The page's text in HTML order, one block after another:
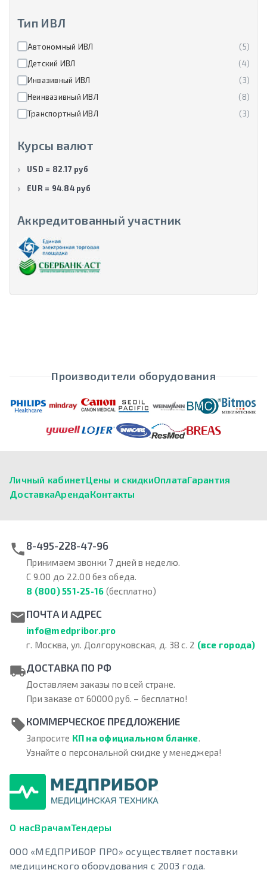
Тип ИВЛ
Автономный ИВЛ
(5)
Детский ИВЛ
(4)
Инвазивный ИВЛ
(3)
Неинвазивный ИВЛ
(8)
Транспортный ИВЛ
(3)
Курсы валют
USD = 82.17 руб
EUR = 94.84 руб
Аккредитованный участник
Производители оборудования
Личный кабинетЦены и скидкиОплатаГарантия
ДоставкаАрендаКонтакты
8-495-228-47-96
Принимаем звонки 7 дней в неделю.
С 9.00 до 22.00 без обеда.
8 (800) 551-25-16 (бесплатно)
ПОЧТА И АДРЕС
info@medpribor.pro
г. Москва, ул. Долгоруковская, д. 38 с. 2 (все города)
ДОСТАВКА ПО РФ
Доставляем заказы по всей стране.
При заказе от 60000 руб. – бесплатно!
КОММЕРЧЕСКОЕ ПРЕДЛОЖЕНИЕ
Запросите КП на официальном бланке
Узнайте о персональной скидке у менеджера!
О насВрачамТендеры
ООО «МЕДПРИБОР ПРО» осуществляет поставки
медицинского оборудования с 2003 года.